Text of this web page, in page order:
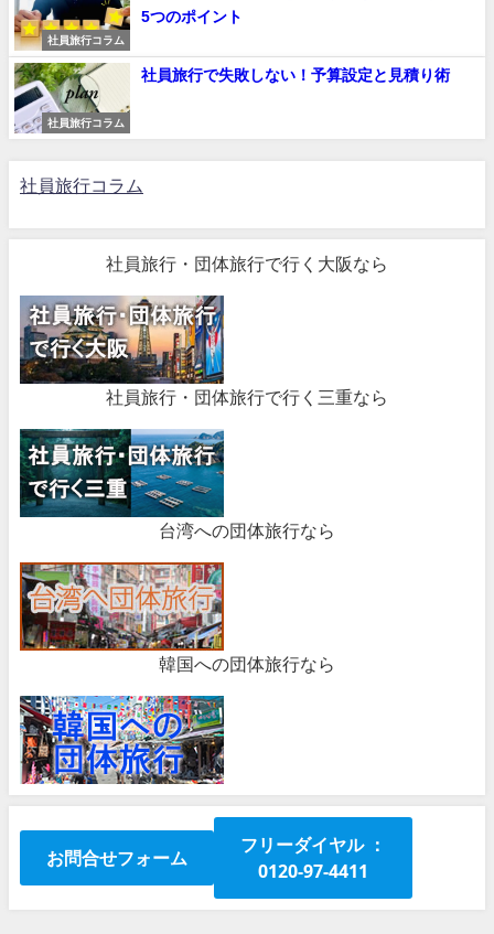
社員旅行コラム
5つのポイント
社員旅行コラム
社員旅行で失敗しない！予算設定と見積り術
社員旅行コラム
社員旅行・団体旅行で行く大阪なら
社員旅行・団体旅行で行く三重なら
台湾への団体旅行なら
韓国への団体旅行なら
お問合せフォーム
フリーダイヤル ：
0120-97-4411